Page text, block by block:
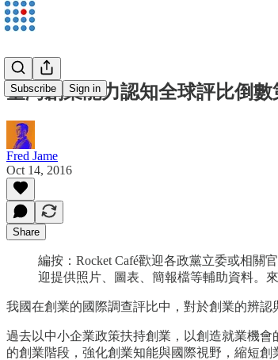
Subscribe Sign in
臺灣創業能力認知全球評比倒
Fred Jame
Oct 14, 2016
Share
編按：Rocket Café歡迎各政黨立委或相
迎提供照片、圖表、簡報檔等輔助資料。
我國在創業的國際調查評比中，對於創業的辨
過去以中小企業政策扶持創業，以創造就業機
的創業階段，強化創業知能與國際視野，縮短